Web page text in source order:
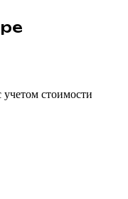
стоимости